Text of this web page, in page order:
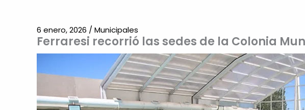
Ferraresi recorrió las sedes de la Colonia
6 enero, 2026 / Municipales